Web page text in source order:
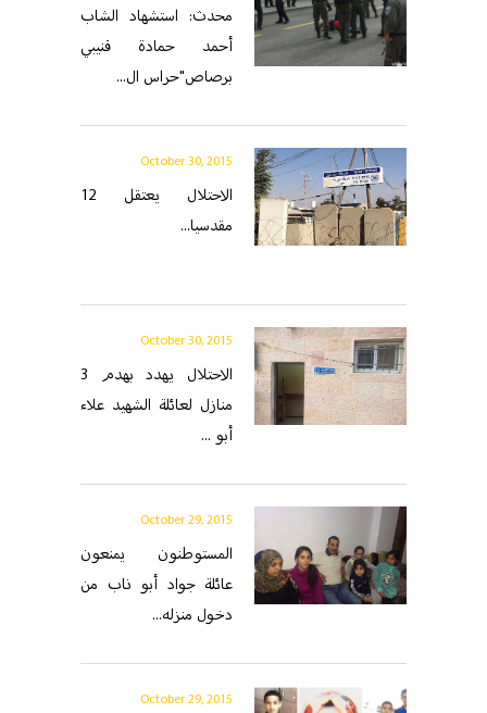
محدث: استشهاد الشاب
أحمد حمادة قنيبي
برصاص"حراس ال...
October 30, 2015
الاحتلال يعتقل 12
مقدسيا...
October 30, 2015
الاحتلال يهدد بهدم 3
منازل لعائلة الشهيد علاء
أبو ...
October 29, 2015
المستوطنون يمنعون
عائلة جواد أبو ناب من
دخول منزله...
October 29, 2015